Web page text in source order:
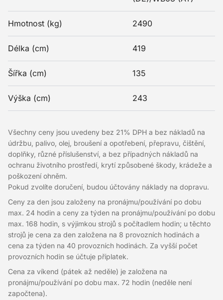
Hmotnost (kg) 2490
Délka (cm) 419
Šířka (cm) 135
Výška (cm) 243
Všechny ceny jsou uvedeny bez 21% DPH a bez nákladů na
údržbu, palivo, olej, broušení a opotřebení, přepravu, čištění,
doplňky, různé příslušenství, a bez případných nákladů na
ochranu životního prostředí, krytí způsobené škody, krádeže a
poškození ohněm.
Pokud zvolíte doručení, budou účtovány náklady na dopravu.
Ceny za den jsou založeny na pronájmu/používání po dobu
max. 24 hodin a ceny za týden na pronájmu/používání po dobu
max. 168 hodin, s výjimkou strojů s počítadlem hodin; u těchto
strojů je cena za den založena na 8 provozních hodinách a
cena za týden na 40 provozních hodinách. Za vyšší počet
provozních hodin se účtuje příplatek.
Cena za víkend (pátek až neděle) je založena na
pronájmu/používání po dobu max. 72 hodin (neděle není
započtena).